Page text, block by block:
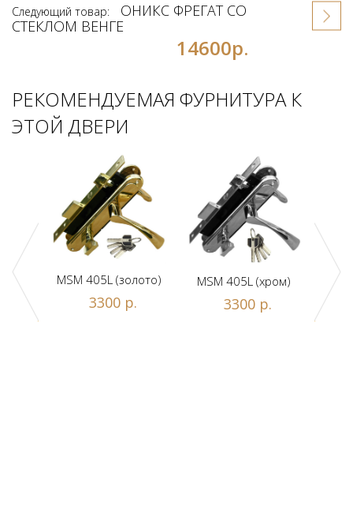
Следующий товар:
ОНИКС ФРЕГАТ СО
СТЕКЛОМ ВЕНГЕ
14600р.
РЕКОМЕНДУЕМАЯ ФУРНИТУРА К
ЭТОЙ ДВЕРИ
MSM 405L (золото)
3300 р.
MSM 405L (хром)
3300 р.